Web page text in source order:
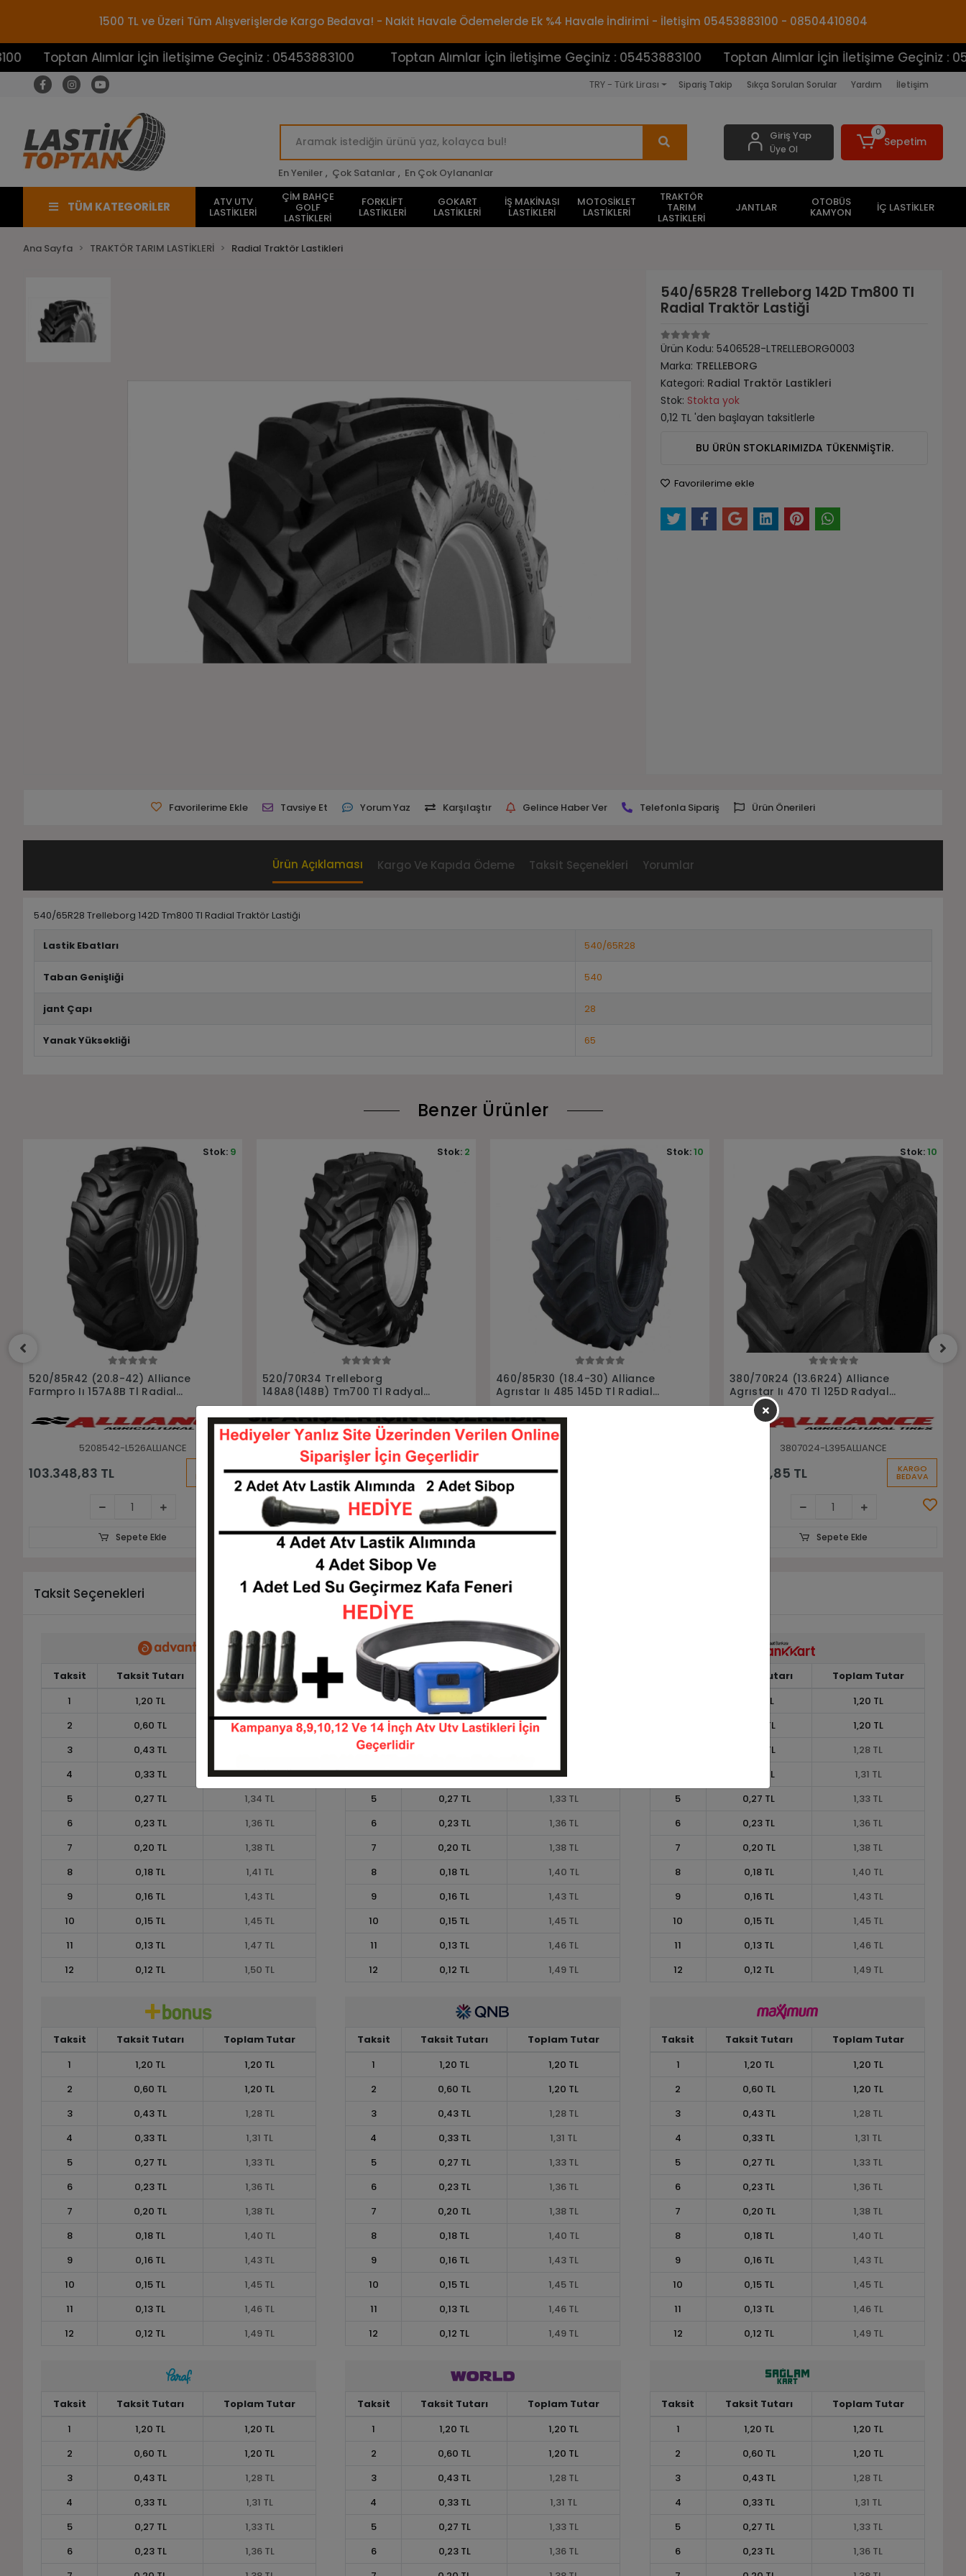
1500 TL ve Üzeri Tüm Alışverişlerde Kargo Bedava! - Nakit Havale Ödemelerde Ek %4 Havale İndirimi - İletişim 05453883100 - 08504410804
Alımlar İçin İletişime Geçiniz : 05453883100 Toptan Alımlar İçin İletişime Geçiniz : 05453883100 Toptan Alımlar İçin İletişime Geçiniz :
TRY - Türk Lirası Sipariş Takip Sıkça Sorulan Sorular Yardım İletişim
En Yeniler , Çok Satanlar , En Çok Oylananlar
Giriş Yap
Üye Ol
0
Sepetim
TÜM KATEGORİLER ATV UTV
LASTİKLERİ
ÇİM BAHÇE
GOLF
LASTİKLERİ
FORKLİFT
LASTİKLERİ
GOKART
LASTİKLERİ
İŞ MAKİNASI
LASTİKLERİ
MOTOSİKLET
LASTİKLERİ
TRAKTÖR
TARIM
LASTİKLERİ
JANTLAR OTOBÜS
KAMYON İÇ LASTİKLER
Ana Sayfa TRAKTÖR TARIM LASTİKLERİ Radial Traktör Lastikleri
540/65R28 Trelleborg 142D Tm800 Tl
Radial Traktör Lastiği
Ürün Kodu:5406528-LTRELLEBORG0003
Marka: TRELLEBORG
Kategori: Radial Traktör Lastikleri
Stok: Stokta yok
0,12 TL 'den başlayan taksitlerle
BU ÜRÜN STOKLARIMIZDA TÜKENMİŞTİR.
Favorilerime ekle
Favorilerime Ekle Tavsiye Et Yorum Yaz Karşılaştır Gelince Haber Ver Telefonla Sipariş Ürün Önerileri
Ürün Açıklaması Kargo Ve Kapıda Ödeme Taksit Seçenekleri Yorumlar
540/65R28 Trelleborg 142D Tm800 Tl Radial Traktör Lastiği
Lastik Ebatları 540/65R28
Taban Genişliği 540
jant Çapı 28
Yanak Yüksekliği 65
Benzer Ürünler
Sepete Ekle
520/70R34 Trelleborg
148A8(148B) Tm700 Tl Radyal
5207034-LTRELLEBORG0052
93.732,00 TL KARGO
BEDAVA
Stok: 2
Sepete Ekle
460/85R30 (18.4-30) Alliance
Agrıstar Iı 485 145D Tl Radial
Traktör lastiği
4608530-L468ALLIANCE
65.300,52 TL KARGO
BEDAVA
Stok:10
Sepete Ekle
Sepete Ekle
380/70R24 (13.6R24) Alliance
Agrıstar Iı 470 Tl 125D Radyal
Traktör lastiği
36.021,85 TL
Stok:10
Sepete Ekle
320/70R24 (11.2-24 ) Alliance
Agrıstar Iı 470 Tl 116D Radyal
Traktör Lastiği
3207024-L396ALLIANCE
25.945,51 TL KARGO
BEDAVA
Stok:10
Sepete Ekle
Taksit Seçenekleri
Taksit Taksit Tutarı
Toplam Tutar
1
1,20 TL
1,20 TL
2
0,60 TL
1,20 TL
3
0,43 TL
4
0,33 TL
1,32 TL
5
0,27 TL
1,34 TL
6
0,23 TL
1,36 TL
7
0,20 TL
1,38 TL
8
0,18 TL
1,41 TL
9
0,16 TL
1,43 TL
10
0,15 TL
1,45 TL
11
0,13 TL
1,47 TL
12
0,12 TL 1,50 TL
Taksit Taksit Tutarı
Toplam Tutar
1,20 TL
2
0,60 TL
3
4
0,33 TL
1,31 TL
5
0,27 TL
1,33 TL
6
0,23 TL
1,36 TL
7
0,20 TL
1,38 TL
8
0,18 TL
1,40 TL
9
0,16 TL
1,43 TL
10
0,15 TL
1,45 TL
11
0,13 TL
1,46 TL
12
0,12 TL 1,49 TL
Taksit Tutarı
Toplam Tutar
1,20 TL
1,20 TL
0,60 TL
1,20 TL
0,43 TL
1,28 TL
0,33 TL
1,31 TL
5
0,27 TL
1,33 TL
6
0,23 TL
1,36 TL
7
0,20 TL
1,38 TL
8
0,18 TL
1,40 TL
9
0,16 TL
1,43 TL
10
0,15 TL
1,45 TL
11
0,13 TL
1,46 TL
12
0,12 TL 1,49 TL
Taksit Taksit Tutarı
Toplam Tutar
1
1,20 TL
1,20 TL
2
0,60 TL
1,20 TL
3
0,43 TL
1,28 TL
4
0,33 TL
1,31 TL
5
0,27 TL
1,33 TL
6
0,23 TL
1,36 TL
7
0,20 TL
1,38 TL
8
0,18 TL
1,40 TL
9
0,16 TL
1,43 TL
10
0,15 TL
1,45 TL
11
0,13 TL
1,46 TL
12
0,12 TL 1,49 TL
Taksit Taksit Tutarı
Toplam Tutar
1
1,20 TL
1,20 TL
2
0,60 TL
1,20 TL
3
0,43 TL
1,28 TL
4
0,33 TL
1,31 TL
5
0,27 TL
1,33 TL
6
0,23 TL
1,36 TL
7
0,20 TL
1,38 TL
8
0,18 TL
1,40 TL
9
0,16 TL
1,43 TL
10
0,15 TL
1,45 TL
11
0,13 TL
1,46 TL
12
0,12 TL 1,49 TL
Taksit Taksit Tutarı
Toplam Tutar
1
1,20 TL
1,20 TL
2
0,60 TL
1,20 TL
3
0,43 TL
1,28 TL
4
0,33 TL
1,31 TL
5
0,27 TL
1,33 TL
6
0,23 TL
1,36 TL
7
0,20 TL
1,38 TL
8
0,18 TL
1,40 TL
9
0,16 TL
1,43 TL
10
0,15 TL
1,45 TL
11
0,13 TL
1,46 TL
12
0,12 TL 1,49 TL
Taksit Taksit Tutarı
Toplam Tutar
1
1,20 TL
1,20 TL
2
0,60 TL
1,20 TL
3
0,43 TL
1,28 TL
4
0,33 TL
1,31 TL
5
0,27 TL
1,33 TL
6
0,23 TL
1,36 TL
Taksit Taksit Tutarı
Toplam Tutar
1
1,20 TL
1,20 TL
2
0,60 TL
1,20 TL
3
0,43 TL
1,28 TL
4
0,33 TL
1,31 TL
5
0,27 TL
1,33 TL
6
0,23 TL
1,36 TL
Taksit Taksit Tutarı
Toplam Tutar
1
1,20 TL
1,20 TL
2
0,60 TL
1,20 TL
3
0,43 TL
1,28 TL
4
0,33 TL
1,31 TL
5
0,27 TL
1,33 TL
6
0,23 TL
1,36 TL